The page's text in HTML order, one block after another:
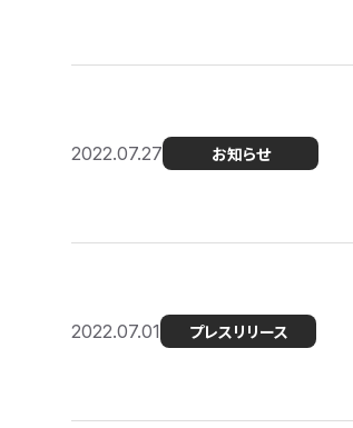
2022.07.27 お知らせ
2022.07.01 プレスリリース